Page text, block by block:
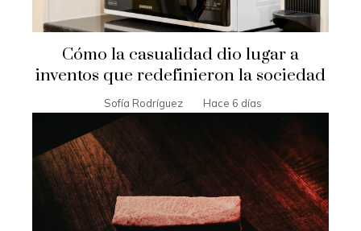
Cómo la casualidad dio lugar a
inventos que redefinieron la sociedad
Sofía Rodríguez Hace 6 días